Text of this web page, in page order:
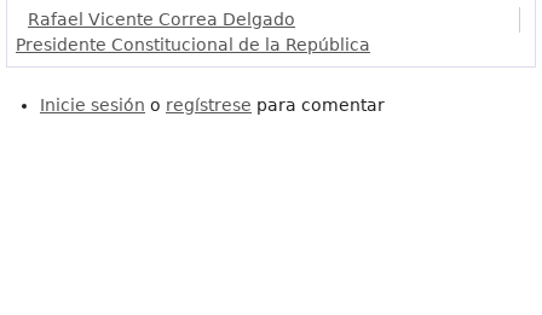
Rafael Vicente Correa Delgado
Presidente Constitucional de la República
Inicie sesión o regístrese para comentar